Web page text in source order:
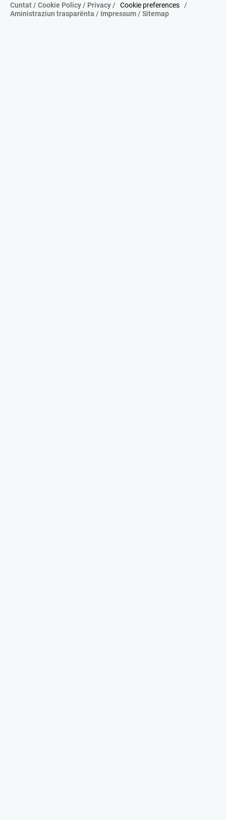
Cuntat/ Cookie Policy/ Privacy/ Cookie preferences /
Aministraziun trasparënta / Impressum/ Sitemap